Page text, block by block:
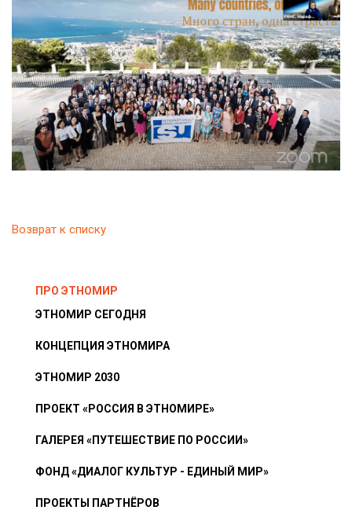
Возврат к списку
ПРО ЭТНОМИР
ЭТНОМИР СЕГОДНЯ
КОНЦЕПЦИЯ ЭТНОМИРА
ЭТНОМИР 2030
ПРОЕКТ «РОССИЯ В ЭТНОМИРЕ»
ГАЛЕРЕЯ «ПУТЕШЕСТВИЕ ПО РОССИИ»
ФОНД «ДИАЛОГ КУЛЬТУР - ЕДИНЫЙ МИР»
ПРОЕКТЫ ПАРТНЁРОВ